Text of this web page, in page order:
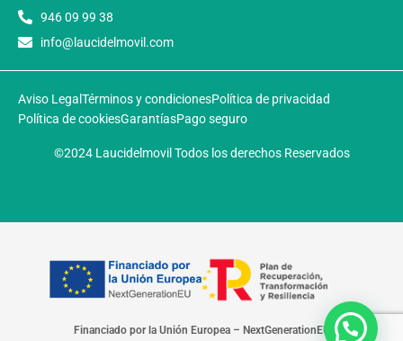
946 09 99 38
info@laucidelmovil.com
Aviso Legal Términos y condicionesPolítica de privacidad
Política de cookiesGarantíasPago seguro
©2024 Laucidelmovil Todos los derechos Reservados
Financiado por la Unión Europea – NextGenerationEU​